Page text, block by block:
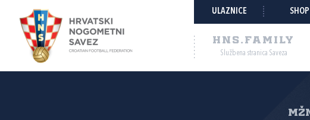
ULAZNICE SHOP
HNS.FAMILY
Službena stranica Saveza